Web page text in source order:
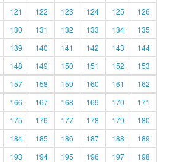
121 122 123 124 125
126
130 131 132 133 134
135
139 140 141 142 143
144
148 149 150 151 152
153
157 158 159 160 161
162
166 167 168 169 170
171
175 176 177 178 179
180
184 185 186 187 188
189
193 194 195 196 197
198